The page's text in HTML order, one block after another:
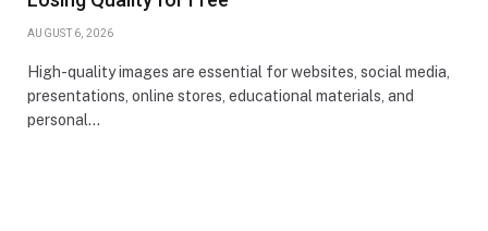
AUGUST 6, 2026
High-quality images are essential for websites, social media,
presentations, online stores, educational materials, and
personal…